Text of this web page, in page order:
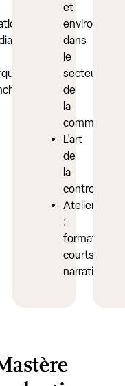
et
dans
le
secteur
de
la
L'art
de
la
controverse
Atelier
:
formats
courts
narratifs